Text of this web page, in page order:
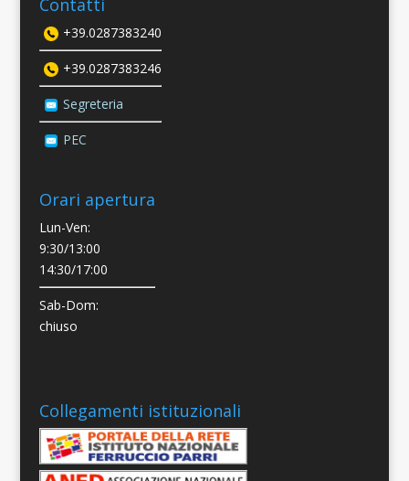
Contatti
+39.0287383240
+39.0287383246
Segreteria
PEC
Orari apertura
Lun-Ven:
9:30/13:00
14:30/17:00
Sab-Dom:
chiuso
Collegamenti istituzionali